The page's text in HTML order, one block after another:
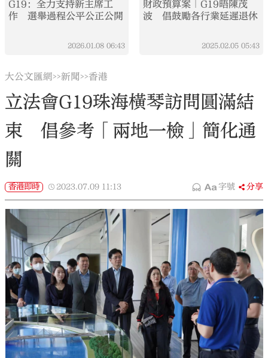
G19：全力支持新主席工
作 選舉過程公平公正公開
2026.01.08 06:43
財政預算案｜G19晤陳茂
波 倡鼓勵各行業延遲退休
2025.02.05 05:43
大公文匯網>>新聞>>香港
立法會G19珠海橫琴訪問圓滿結
束 倡參考「兩地一檢」簡化通
關
香港即時 2023.07.09 11:13 字號 分享